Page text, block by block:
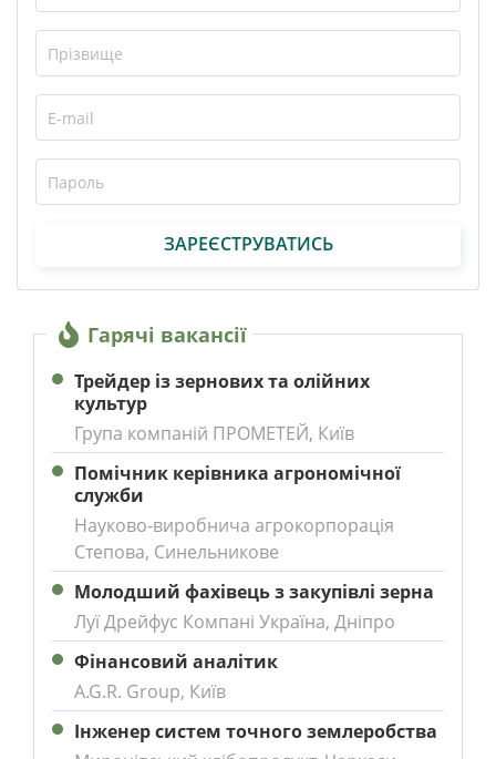
ЗАРЕЄСТРУВАТИСЬ
Гарячі вакансії
Трейдер із зернових та олійних
культур
Група компаній ПРОМЕТЕЙ, Київ
Помічник керівника агрономічної
служби
Науково-виробнича агрокорпорація
Степова, Синельникове
Молодший фахівець з закупівлі зерна
Луї Дрейфус Компані Україна, Дніпро
Фінансовий аналітик
A.G.R. Group, Київ
Інженер систем точного землеробства